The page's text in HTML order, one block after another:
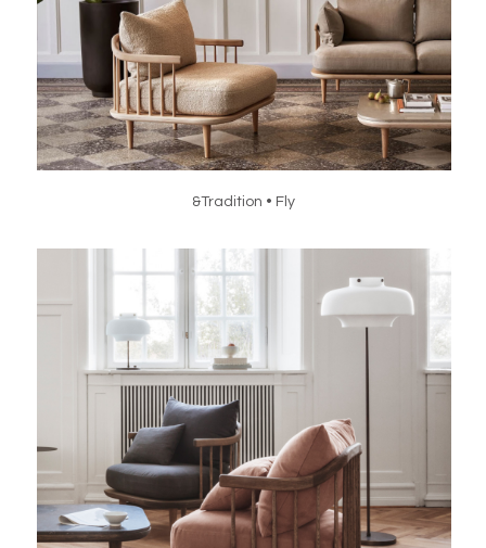
&Tradition • Fly